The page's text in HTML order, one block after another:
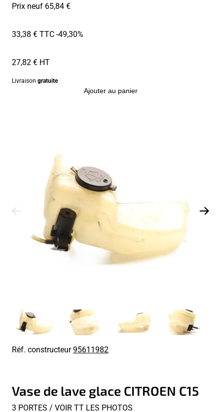
Prix neuf 65,84 €
33,38 € TTC-49,30%
27,82 € HT
Livraison gratuite
Ajouter au panier
Réf. constructeur95611982
Vase de lave glace CITROEN C15
3 PORTES / VOIR TT LES PHOTOS